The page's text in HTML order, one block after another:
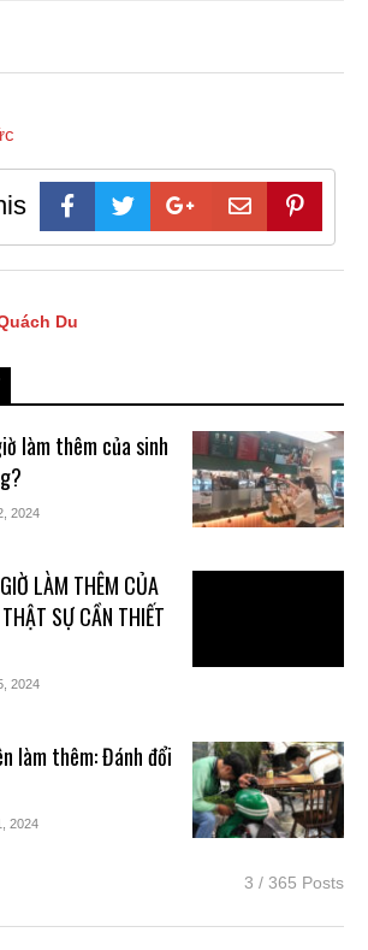
Du
làm thêm của sinh
2024
LÀM THÊM CỦA
SỰ CẦN THIẾT
2024
làm thêm: Đánh đổi
2024
3 / 365 Posts